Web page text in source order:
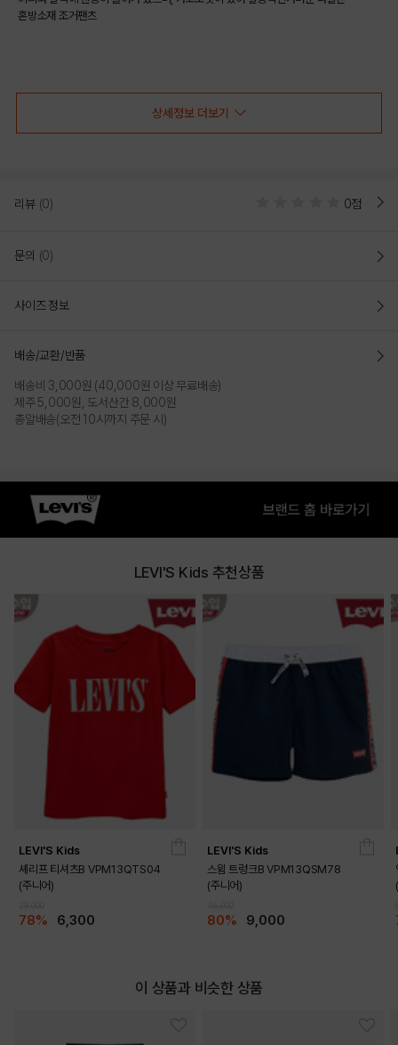
혼방소재 조거팬츠
PRODUCT VIEW
상세정보 더보기
리뷰 (0) 0점
문의 (0)
사이즈 정보
배송/교환/반품
배송비 3,000원 (40,000원 이상 무료배송)
제주 5,000원, 도서산간 8,000원
총알배송(오전 10시까지 주문 시)
LEVI'S Kids 추천상품
LEVI'S Kids
셰리프 티셔츠B VPM13QTS04
(주니어)
78% 6,300
LEVI'S Kids
스윔 트렁크B VPM13QSM78
(주니어)
80% 9,000
이 상품과 비슷한 상품